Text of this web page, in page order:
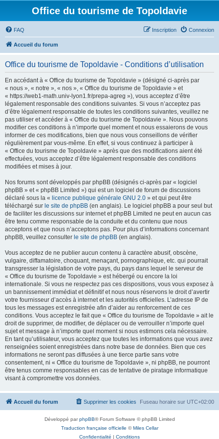
Office du tourisme de Topoldavie
FAQ Connexion
Inscription
Accueil du forum
Office du tourisme de Topoldavie - Conditions d’utilisation
En accédant à « Office du tourisme de Topoldavie » (désigné ci-après par
« nous », « notre », « nos », « Office du tourisme de Topoldavie » et
« https://web1-math.univ-lyon1.fr/prepa-agreg »), vous acceptez d’être
légalement responsable des conditions suivantes. Si vous n’acceptez pas
d’être légalement responsable de toutes les conditions suivantes, veuillez ne
pas utiliser et accéder à « Office du tourisme de Topoldavie ». Nous pouvons
modifier ces conditions à n’importe quel moment et nous essaierons de vous
informer de ces modifications, bien que nous vous conseillons de vérifier
régulièrement par vous-même. En effet, si vous continuez à participer à
« Office du tourisme de Topoldavie » après que des modifications aient été
effectuées, vous acceptez d’être légalement responsable des conditions
modifiées et mises à jour.
Nos forums sont développés par phpBB (désignés ci-après par « logiciel
phpBB » et « phpBB Limited ») qui est un logiciel de forum de discussions
déclaré sous la « licence publique générale GNU 2.0 » et qui peut être
téléchargé sur le site de phpBB (en anglais). Le logiciel phpBB a pour seul but
de faciliter les discussions sur internet et phpBB Limited ne peut en aucun cas
être tenu comme responsable de la conduite et du contenu que nous
acceptons et que nous n’acceptons pas. Pour plus d’informations concernant
phpBB, veuillez consulter le site de phpBB (en anglais).
Vous acceptez de ne publier aucun contenu à caractère abusif, obscène,
vulgaire, diffamatoire, choquant, menaçant, pornographique, etc. qui pourrait
transgresser la législation de votre pays, du pays dans lequel le serveur de
« Office du tourisme de Topoldavie » est hébergé ou encore la loi
internationale. Si vous ne respectez pas ces dispositions, vous vous exposez à
un bannissement immédiat et définitif et nous nous réservons le droit d’avertir
votre fournisseur d’accès à internet et les autorités officielles. L’adresse IP de
tous les messages est enregistrée afin d’aider au renforcement de ces
conditions. Vous acceptez le fait que « Office du tourisme de Topoldavie » ait le
droit de supprimer, de modifier, de déplacer ou de verrouiller n’importe quel
sujet et message à n’importe quel moment si nous estimons cela nécessaire.
En tant qu’utilisateur, vous acceptez que toutes les informations que vous avez
renseignées soient enregistrées dans notre base de données. Bien que ces
informations ne seront pas diffusées à une tierce partie sans votre
consentement, ni « Office du tourisme de Topoldavie », ni phpBB, ne pourront
être tenus comme responsables en cas de tentative de piratage informatique
visant à compromettre vos données.
Accueil du forum Fuseau horaire sur UTC+02:00
Supprimer les cookies
Développé parphpBB® Forum Software © phpBB Limited
Traduction française officielle ©Miles Cellar
Confidentialité | Conditions